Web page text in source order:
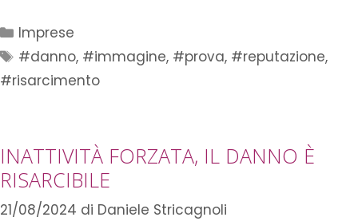
Imprese
#danno, #immagine, #prova, #reputazione,
#risarcimento
INATTIVITÀ FORZATA, IL DANNO È
RISARCIBILE
21/08/2024 di Daniele Stricagnoli